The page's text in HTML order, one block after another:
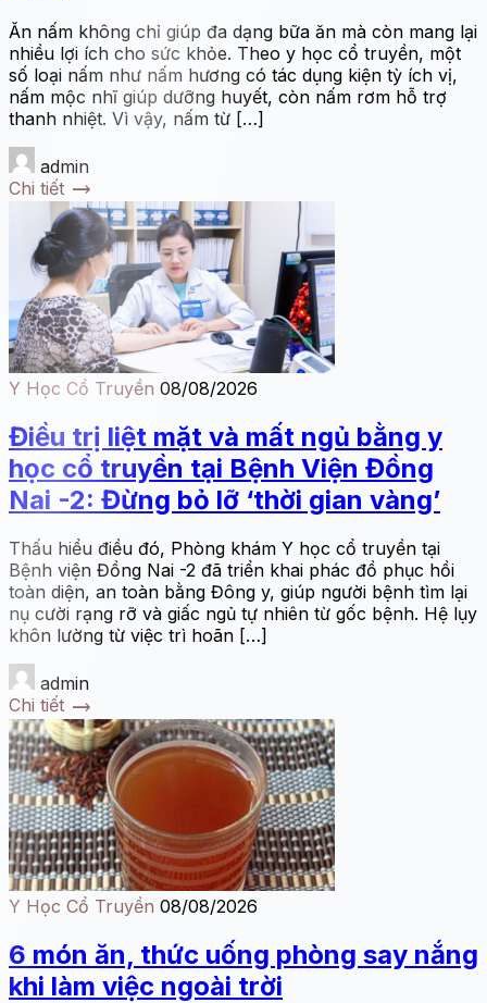
Ăn nấm không chỉ giúp đa dạng bữa ăn mà còn mang lại
nhiều lợi ích cho sức khỏe. Theo y học cổ truyền, một
số loại nấm như nấm hương có tác dụng kiện tỳ ích vị,
nấm mộc nhĩ giúp dưỡng huyết, còn nấm rơm hỗ trợ
thanh nhiệt. Vì vậy, nấm từ […]
admin
Chi tiết trending_flat
Y Học Cổ Truyền 08/08/2026
Điều trị liệt mặt và mất ngủ bằng y
học cổ truyền tại Bệnh Viện Đồng
Nai -2: Đừng bỏ lỡ ‘thời gian vàng’
Thấu hiểu điều đó, Phòng khám Y học cổ truyền tại
Bệnh viện Đồng Nai -2 đã triển khai phác đồ phục hồi
toàn diện, an toàn bằng Đông y, giúp người bệnh tìm lại
nụ cười rạng rỡ và giấc ngủ tự nhiên từ gốc bệnh. Hệ lụy
khôn lường từ việc trì hoãn […]
admin
Chi tiết trending_flat
Y Học Cổ Truyền 08/08/2026
6 món ăn, thức uống phòng say nắng
khi làm việc ngoài trời